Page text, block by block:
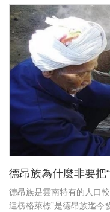
德昂族為什麼非要把
德昂族是雲南特有的人口
達楞格萊標”是德昂族迄今